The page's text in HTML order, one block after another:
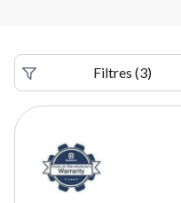
Filtres (3)